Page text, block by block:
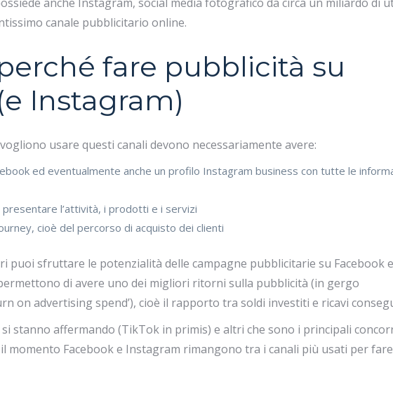
canale pubblicitario online.
fare pubblicità su
Instagram)
usare questi canali devono necessariamente avere:
ed eventualmente anche un profilo Instagram business con tutte le
l’attività, i prodotti e i servizi
cioè del percorso di acquisto dei clienti
puoi sfruttare le potenzialità delle campagne pubblicitarie su Facebook e
di avere uno dei migliori ritorni sulla pubblicità (in gergo
on advertising spend’), cioè il rapporto tra soldi investiti e ricavi
si stanno affermando (TikTok in primis) e altri che sono i principali
momento Facebook e Instagram rimangono tra i canali più usati per fare